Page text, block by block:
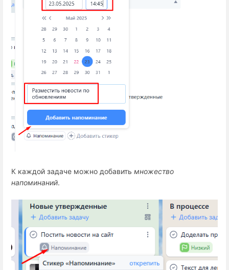
К каждой задаче можно добавить множество
напоминаний.